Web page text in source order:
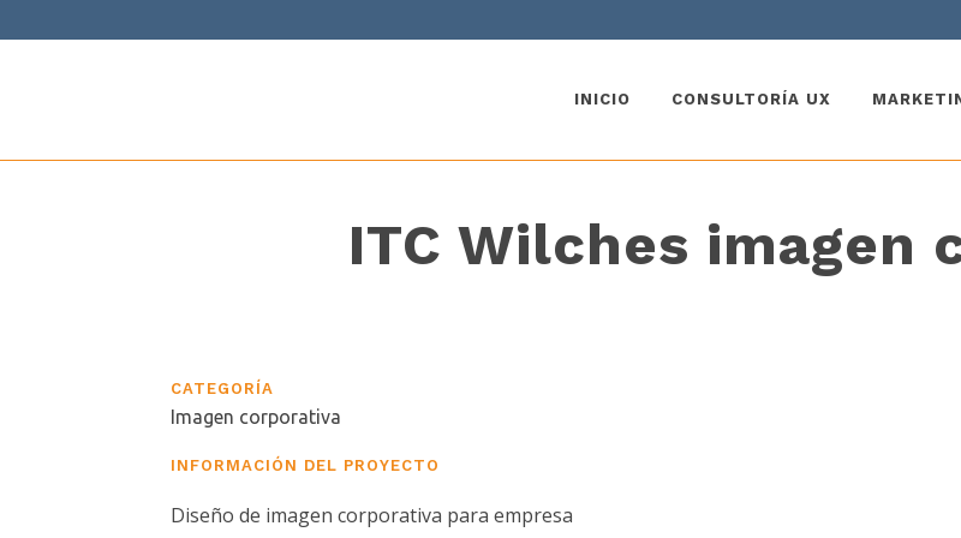
INICIO CONSULTORÍA UX
ITC Wilches imagen
CATEGORÍA
Imagen corporativa
INFORMACIÓN DEL PROYECTO
Diseño de imagen corporativa para empresa